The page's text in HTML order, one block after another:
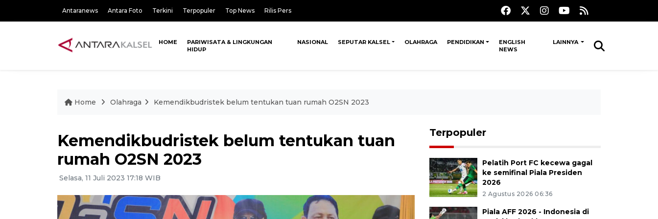
Antaranews Antara Foto Terkini Terpopuler Top News Rilis Pers
HOME
PARIWISATA & LINGKUNGAN
HIDUP
NASIONAL SEPUTAR KALSEL OLAHRAGA PENDIDIKAN
ENGLISH
NEWS
LAINNYA
Home Olahraga Kemendikbudristek belum tentukan tuan rumah O2SN 2023
Kemendikbudristek belum tentukan tuan
rumah O2SN 2023
Selasa, 11 Juli 2023 17:18 WIB
Terpopuler
Pelatih Port FC kecewa gagal
ke semifinal Piala Presiden
2026
2 Agustus 2026 06:36
Piala AFF 2026 - Indonesia di